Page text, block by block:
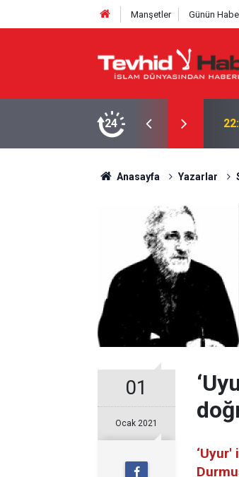
Manşetler Günün
24
TAHRAN’DAN SERT YANIT
Anasayfa Yazarlar
01
Ocak 2021
‘Uyur'